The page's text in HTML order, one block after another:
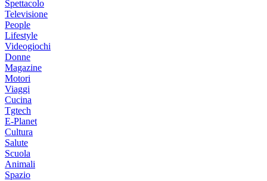
Spettacolo
Televisione
People
Lifestyle
Videogiochi
Donne
Magazine
Motori
Viaggi
Cucina
Tgtech
E-Planet
Cultura
Salute
Scuola
Animali
Spazio